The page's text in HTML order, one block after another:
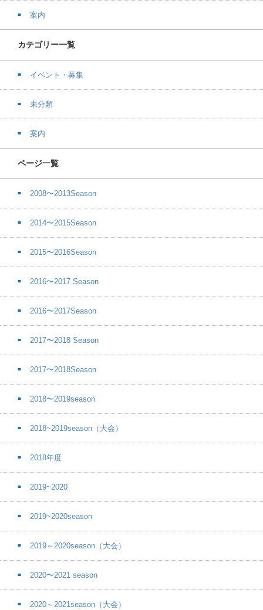
案内
カテゴリー一覧
イベント・募集
未分類
案内
ページ一覧
2008〜2013Season
2014〜2015Season
2015〜2016Season
2016〜2017 Season
2016〜2017Season
2017〜2018 Season
2017〜2018Season
2018〜2019season
2018~2019season（大会）
2018年度
2019~2020
2019~2020season
2019～2020season（大会）
2020〜2021 season
2020～2021season（大会）